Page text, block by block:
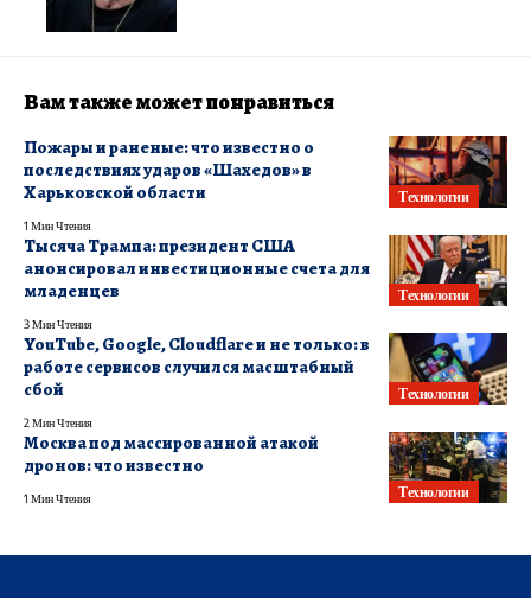
Вам также может понравиться
Технологии
Пожары и раненые: что известно о
последствиях ударов «Шахедов» в
Харьковской области
1 Мин Чтения
Технологии
Тысяча Трампа: президент США
анонсировал инвестиционные счета для
младенцев
3 Мин Чтения
Технологии
YouTube, Google, Cloudflare и не только: в
работе сервисов случился масштабный
сбой
2 Мин Чтения
Технологии
Москва под массированной атакой
дронов: что известно
1 Мин Чтения